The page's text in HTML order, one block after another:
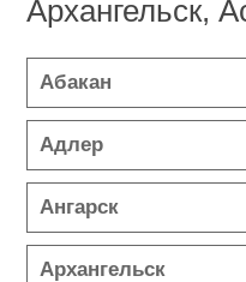
Архангельск,
Абакан
Адлер
Ангарск
Архангельск